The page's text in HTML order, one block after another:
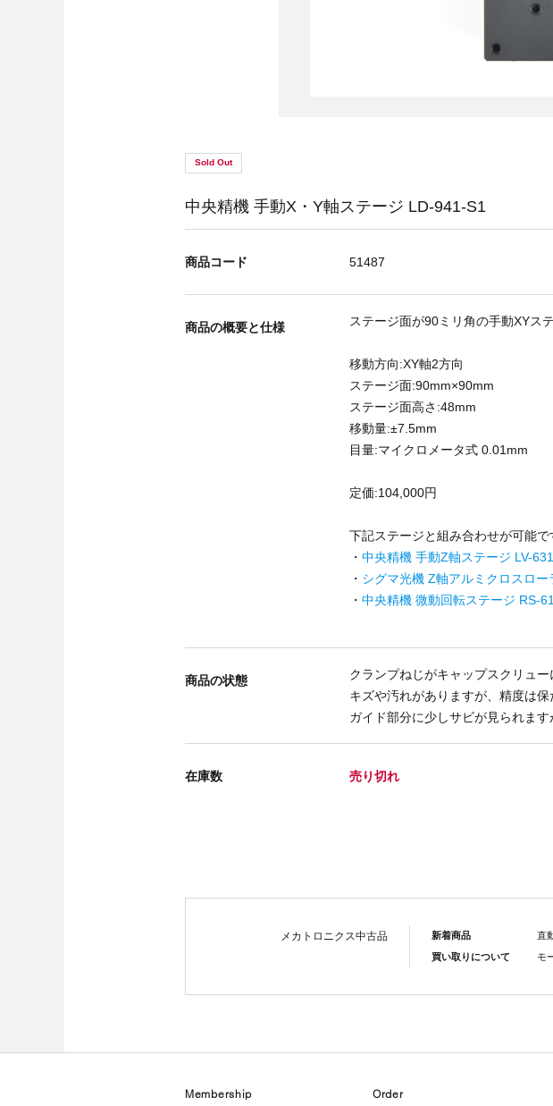
Sold Out
中央精機 手動X・Y軸ステージ LD-941-S1
商品コード 51487
商品の概要と仕様 ステージ面が90ミリ角の手動XYス
移動方向:XY軸2方向
ステージ面:90mm×90mm
ステージ面高さ:48mm
移動量:±7.5mm
目量:マイクロメータ式 0.01mm
定価:104,000円
下記ステージと組み合わせが可能で
・ 中央精機 手動Z軸ステージ LV-
・ シグマ光機 Z軸アルミクロスロー
・ 中央精機 微動回転ステージ RS-
商品の状態
クランプねじがキャップスクリュー
キズや汚れがありますが、精度は保
ガイド部分に少しサビが見られます
在庫数 売り切れ
メカトロニクス中古品
新着商品
買い取りについて
直
モ
Membership Order